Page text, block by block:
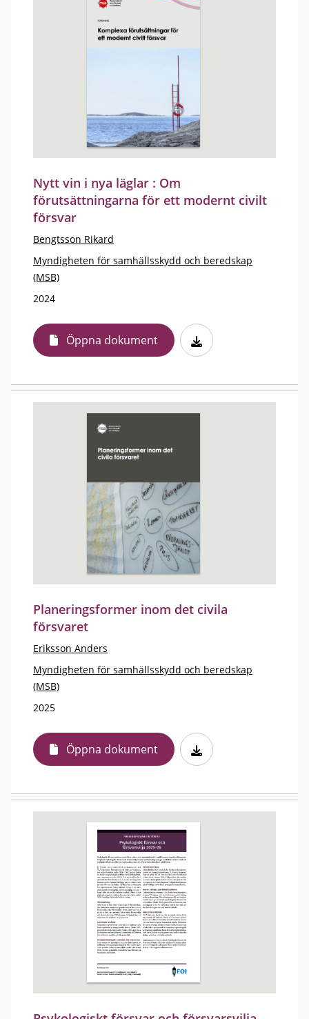
Nytt vin i nya läglar : Om
förutsättningarna för ett modernt civilt
försvar
Bengtsson Rikard
Myndigheten för samhällsskydd och beredskap
(MSB)
2024
Öppna dokument
Planeringsformer inom det civila
försvaret
Eriksson Anders
Myndigheten för samhällsskydd och beredskap
(MSB)
2025
Öppna dokument